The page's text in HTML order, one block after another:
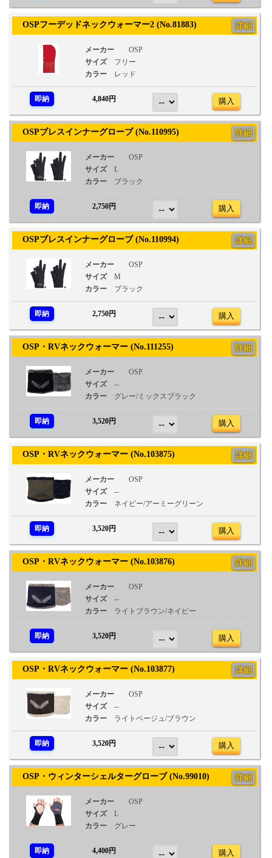
OSPフーデッドネックウォーマー2 (No.81883) 詳細
メーカー
OSP
サイズ
フリー
カラー
レッド
即納 4,840円 購入
OSPブレスインナーグローブ (No.110995) 詳細
メーカー
OSP
サイズ
L
カラー
ブラック
即納 2,750円 購入
OSPブレスインナーグローブ (No.110994) 詳細
メーカー
OSP
サイズ
M
カラー
ブラック
即納 2,750円 購入
OSP・RVネックウォーマー (No.111255) 詳細
メーカー
OSP
サイズ
--
カラー
グレー/ミックスブラック
即納 3,520円 購入
OSP・RVネックウォーマー (No.103875) 詳細
メーカー
OSP
サイズ
--
カラー
ネイビー/アーミーグリーン
即納 3,520円 購入
OSP・RVネックウォーマー (No.103876) 詳細
メーカー
OSP
サイズ
--
カラー
ライトブラウン/ネイビー
即納 3,520円 購入
OSP・RVネックウォーマー (No.103877) 詳細
メーカー
OSP
サイズ
--
カラー
ライトベージュ/ブラウン
即納 3,520円 購入
OSP・ウィンターシェルターグローブ (No.99010) 詳細
メーカー
OSP
サイズ
L
カラー
グレー
即納 4,400円 購入